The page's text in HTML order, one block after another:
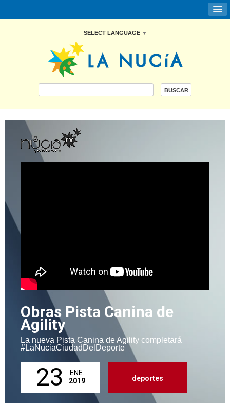
SELECT LANGUAGE ▼
Obras Pista Canina de
Agility
La nueva Pista Canina de Agility completará
#LaNuciaCiudadDelDeporte
23
ENE.
2019
deportes